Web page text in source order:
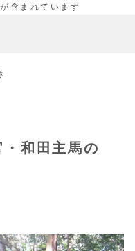
和田主馬の